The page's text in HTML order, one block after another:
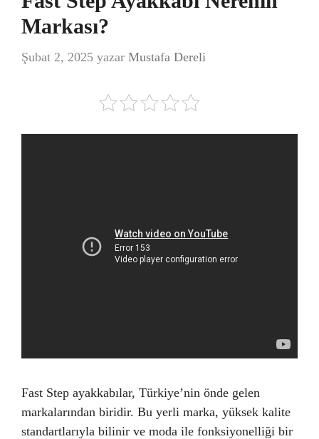
Markası?
Şubat 2, 2025 yazar Mustafa Dereli
Fast Step ayakkabılar, Türkiye’nin önde gelen
markalarından biridir. Bu yerli marka, yüksek kalite
standartlarıyla bilinir ve moda ile fonksiyonelliği bir